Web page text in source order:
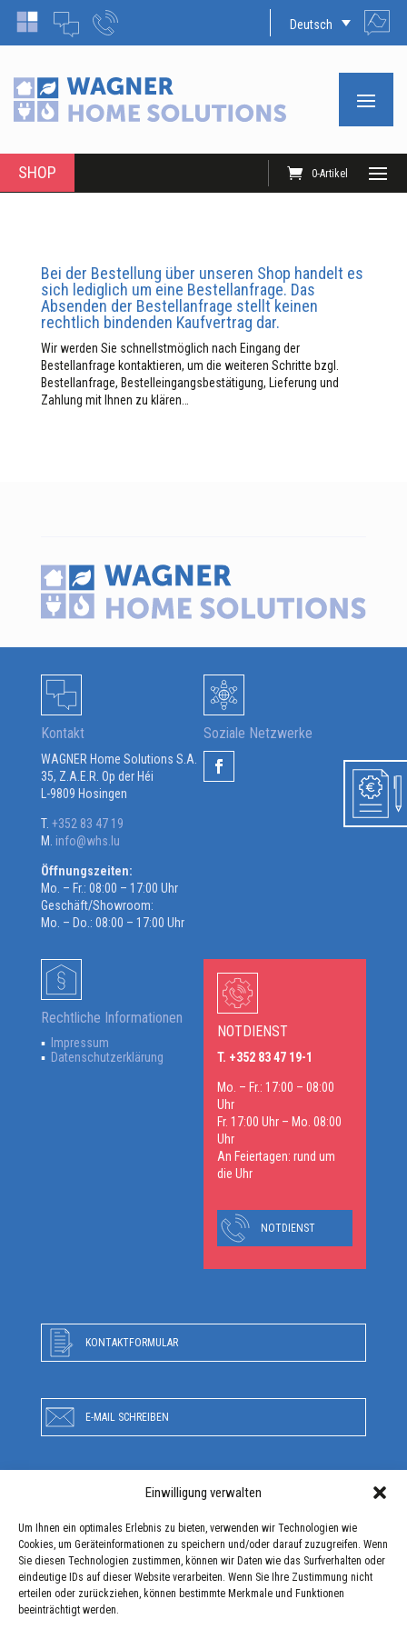
Einwilligung verwalten
Um Ihnen ein optimales Erlebnis zu bieten, verwenden wir Technologien wie
Cookies, um Geräteinformationen zu speichern und/oder darauf zuzugreifen. Wenn
Sie diesen Technologien zustimmen, können wir Daten wie das Surfverhalten oder
eindeutige IDs auf dieser Website verarbeiten. Wenn Sie Ihre Zustimmung nicht
erteilen oder zurückziehen, können bestimmte Merkmale und Funktionen
beeinträchtigt werden.
Deutsch
SHOP 0-Artikel
Bei der Bestellung über unseren Shop handelt es
sich lediglich um eine Bestellanfrage. Das
Absenden der Bestellanfrage stellt keinen
rechtlich bindenden Kaufvertrag dar.
Wir werden Sie schnellstmöglich nach Eingang der
Bestellanfrage kontaktieren, um die weiteren Schritte bzgl.
Bestellanfrage, Bestelleingangsbestätigung, Lieferung und
Zahlung mit Ihnen zu klären…
Kontakt
WAGNER Home Solutions S.A.
35, Z.A.E.R. Op der Héi
L-9809 Hosingen
T. +352 83 47 19
M. info@whs.lu
Öffnungszeiten:
Mo. – Fr.: 08:00 – 17:00 Uhr
Geschäft/Showroom:
Mo. – Do.: 08:00 – 17:00 Uhr
Soziale Netzwerke
Rechtliche Informationen
Impressum
Datenschutzerklärung
NOTDIENST
T. +352 83 47 19-1
Mo. – Fr.: 17:00 – 08:00
Uhr
Fr. 17:00 Uhr – Mo. 08:00
Uhr
An Feiertagen: rund um
die Uhr
NOTDIENST
KONTAKTFORMULAR
E-MAIL SCHREIBEN
RUFEN SIE UNS AN
ANFAHRT